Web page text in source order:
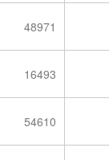
48971
16493
54610